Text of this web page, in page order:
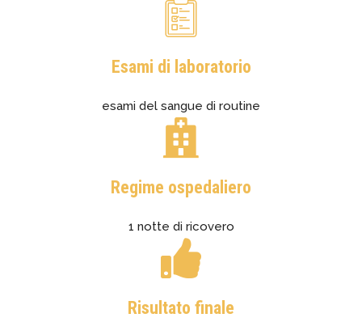
Esami di laboratorio
esami del sangue di routine
Regime ospedaliero
1 notte di ricovero
Risultato finale